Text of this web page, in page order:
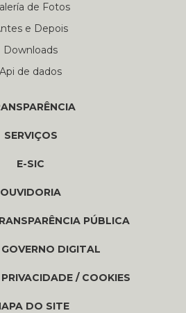
de Fotos
e Depois
Downloads
Api de dados
SERVIÇOS
E-SIC
OUVIDORIA
PÚBLICA
DIGITAL
/ COOKIES
DO SITE